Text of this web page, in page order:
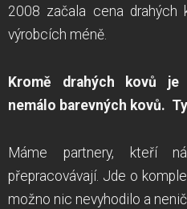
2008 začala cena
výrobcích méně.
Kromě drahých kovů
nemálo barevných kovů.
Máme partnery, kteří
přepracovávají. Jde o
možno nic nevyhodilo a